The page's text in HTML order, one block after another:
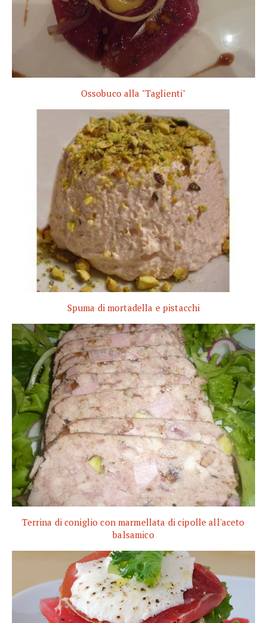
Ossobuco alla "Taglienti"
Spuma di mortadella e pistacchi
Terrina di coniglio con marmellata di cipolle all'aceto
balsamico